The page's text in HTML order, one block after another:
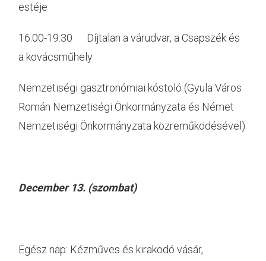
estéje
16:00-19:30 Díjtalan a várudvar, a Csapszék és
a kovácsműhely
Nemzetiségi gasztronómiai kóstoló (Gyula Város
Román Nemzetiségi Önkormányzata és Német
Nemzetiségi Önkormányzata közreműködésével)
December 13. (szombat)
Egész nap: Kézműves és kirakodó vásár,